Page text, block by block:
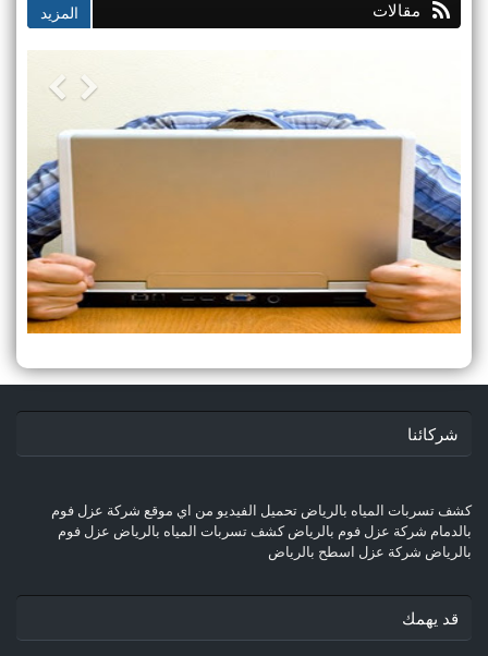
مقالات
شركائنا
كشف تسربات المياه بالرياض تحميل الفيديو من اي موقع شركة عزل فوم
بالدمام شركة عزل فوم بالرياض كشف تسربات المياه بالرياض عزل فوم
بالرياض شركة عزل اسطح بالرياض
قد يهمك